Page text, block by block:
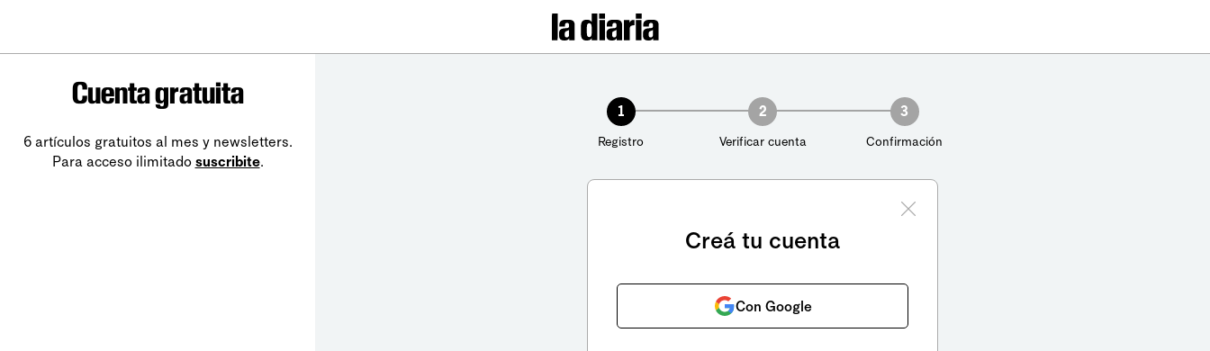
Cuenta gratuita
6 artículos gratuitos al mes y newsletters.
Para acceso ilimitado suscribite.
1
Registro
2
Verificar cuenta
3
Confirmación
Creá tu cuenta
Con Google